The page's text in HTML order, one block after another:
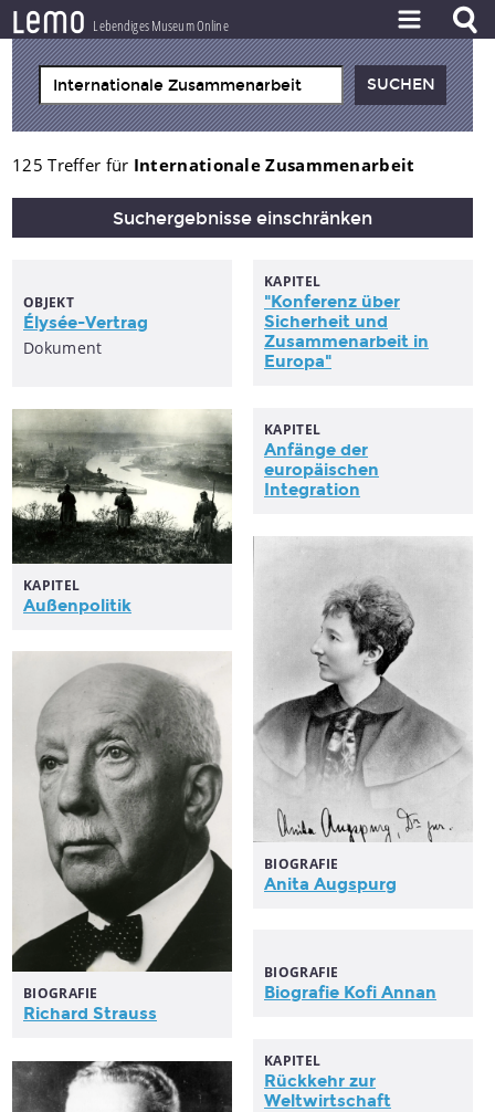
lemo Lebendiges Museum Online
ZEITSTRAHL
THEMEN
ZEITZEUGEN
BESTAND
PROJEKT
125 Treffer für Internationale Zusammenarbeit
Suchergebnisse einschränken
OBJEKT
Élysée-Vertrag
Dokument
KAPITEL
"Konferenz über
Sicherheit und
Zusammenarbeit in
Europa"
KAPITEL
Anfänge der
europäischen
Integration
KAPITEL
Außenpolitik
BIOGRAFIE
Anita Augspurg
BIOGRAFIE
Richard Strauss
BIOGRAFIE
Biografie Kofi Annan
KAPITEL
Rückkehr zur
Weltwirtschaft